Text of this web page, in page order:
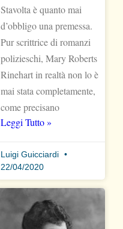
Stavolta è quanto mai
d’obbligo una premessa.
Pur scrittrice di romanzi
polizieschi, Mary Roberts
Rinehart in realtà non lo è
mai stata completamente,
come precisano
Leggi Tutto »
Luigi Guicciardi
22/04/2020